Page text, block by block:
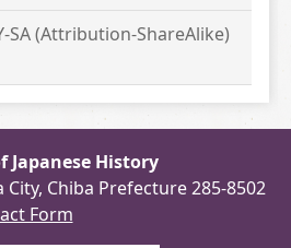
SA (Attribution-ShareAlike)
History
City, Chiba Prefecture 285-8502
Form